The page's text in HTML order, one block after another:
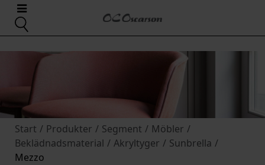
Start / Produkter / Segment / Möbler /
Beklädnadsmaterial / Akryltyger / Sunbrella /
Mezzo